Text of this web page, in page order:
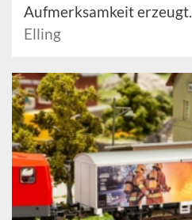
Aufmerksamkeit erzeugt.
Elling